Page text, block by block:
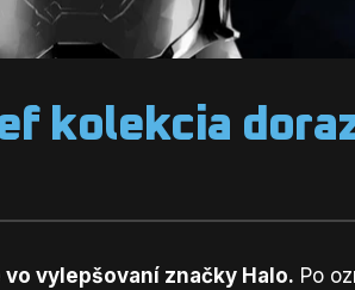
kolekcia
vylepšovaní značky Halo. Po